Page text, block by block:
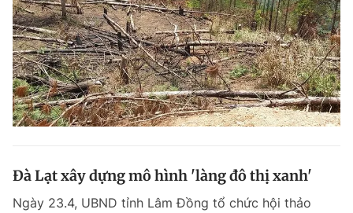
Đà Lạt xây dựng mô hình 'làng đô thị xanh'
Ngày 23.4, UBND tỉnh Lâm Đồng tổ chức hội thảo